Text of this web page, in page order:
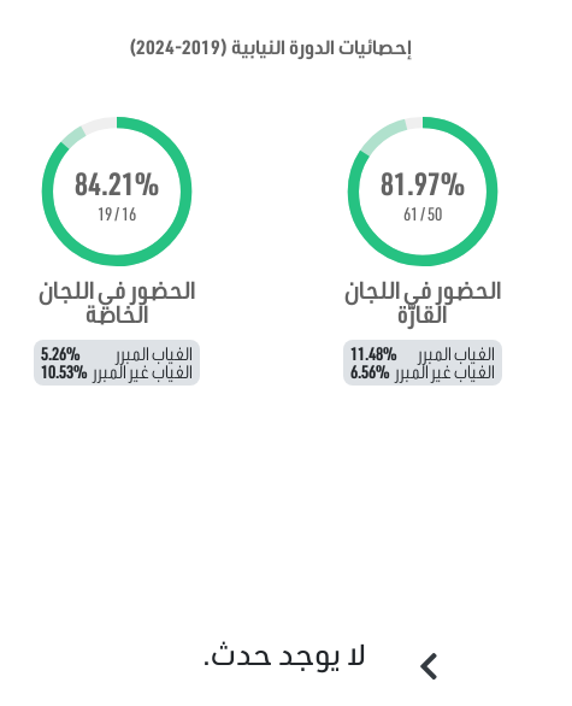
إحصائيات الدورة النيابية (2019-2024)
81.97%
50 / 61
الحضور في اللجان
القارّة
الغياب المبرر 11.48%
الغياب غير المبرر 6.56%
84.21%
16 / 19
الحضور في اللجان
الخاصة
الغياب المبرر 5.26%
الغياب غير المبرر 10.53%
لا يوجد حدث.